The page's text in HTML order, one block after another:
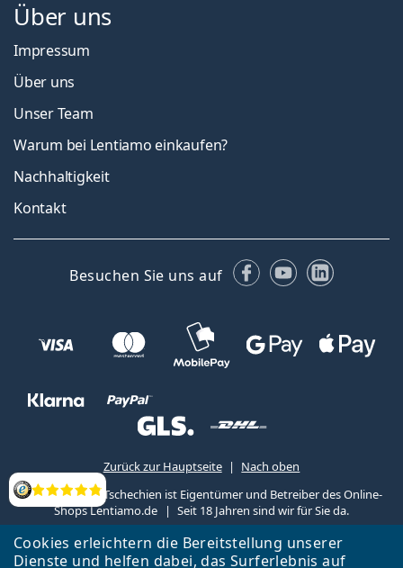
Cookies erleichtern die Bereitstellung unserer
Dienste und helfen dabei, das Surferlebnis auf
Bewertung
Über uns
Impressum
Über uns
Unser Team
Warum bei Lentiamo einkaufen?
Nachhaltigkeit
Kontakt
Besuchen Sie uns auf Facebook
YouTubeLinkedIn
Zurück zur Hauptseite
Nach oben
Lentiamo s.r.o., Tschechien ist Eigentümer und Betreiber des Online-
Shops Lentiamo.de
Seit 18 Jahren sind wir für Sie da.